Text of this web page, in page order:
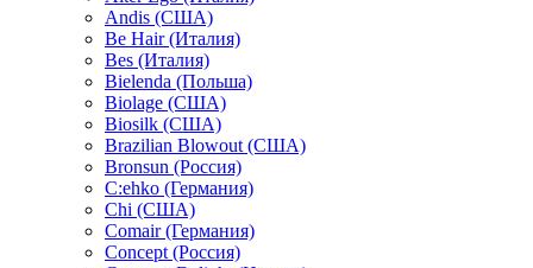
Andis (США)
Be Hair (Италия)
Bes (Италия)
Bielenda (Польша)
Biolage (США)
Biosilk (США)
Brazilian Blowout (США)
Bronsun (Россия)
C:ehko (Германия)
Chi (США)
Comair (Германия)
Concept (Россия)